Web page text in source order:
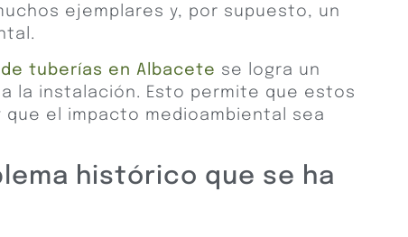
ejemplares y, por supuesto, un
de tuberías en Albacete se logra un
la instalación. Esto permite que estos
el impacto medioambiental sea
histórico que se ha